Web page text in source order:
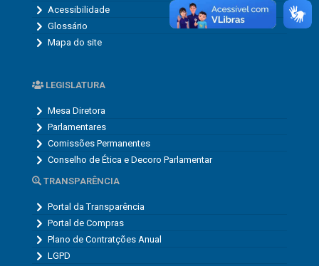
Acessibilidade
Glossário
Mapa do site
LEGISLATURA
Mesa Diretora
Parlamentares
Comissões Permanentes
Conselho de Ética e Decoro Parlamentar
TRANSPARÊNCIA
Portal da Transparência
Portal de Compras
Plano de Contratções Anual
LGPD